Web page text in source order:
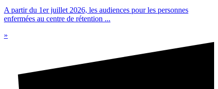
A partir du 1er juillet 2026, les audiences pour les personnes
enfermées au centre de rétention ...
»